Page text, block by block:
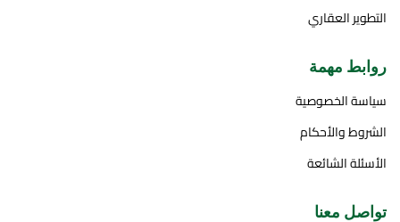
التطوير العقاري
روابط مهمة
سياسة الخصوصية
الشروط والأحكام
الأسئلة الشائعة
تواصل معنا